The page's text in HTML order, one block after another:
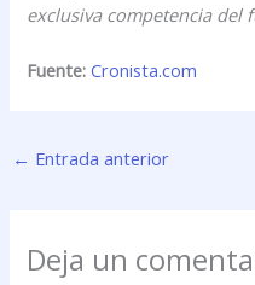
exclusiva competencia del
Fuente:Cronista.com
← Entrada anterior
Deja un